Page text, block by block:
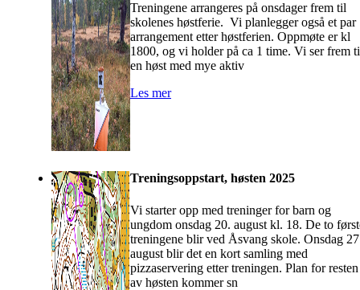
Treningene arrangeres på onsdager frem til
skolenes høstferie. Vi planlegger også et par
arrangement etter høstferien. Oppmøte er kl
1800, og vi holder på ca 1 time. Vi ser frem
en høst med mye aktiv
Les mer
Treningsoppstart, høsten 2025
Vi starter opp med treninger for barn og
ungdom onsdag 20. august kl. 18. De to
treningene blir ved Åsvang skole. Onsdag
august blir det en kort samling med
pizzaservering etter treningen. Plan for resten
av høsten kommer sn